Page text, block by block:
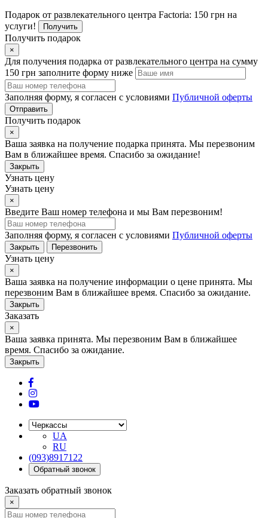
Подарок от развлекательного центра Factoria: 150 грн на
услуги!
Получить
Получить подарок
×
Для получения подарка от развлекательного центра на сумму
150 грн заполните форму ниже
Заполняя форму, я согласен с условиями Публичной оферты
Отправить
Получить подарок
×
Ваша заявка на получение подарка принята. Мы перезвоним
Вам в ближайшее время. Спасибо за ожидание!
Закрыть
Узнать цену
Узнать цену
×
Введите Ваш номер телефона и мы Вам перезвоним!
Заполняя форму, я согласен с условиями Публичной оферты
Закрыть Перезвонить
Узнать цену
×
Ваша заявка на получение информации о цене принята. Мы
перезвоним Вам в ближайшее время. Спасибо за ожидание.
Закрыть
Заказать
×
Ваша заявка принята. Мы перезвоним Вам в ближайшее
время. Спасибо за ожидание.
Закрыть
UA
RU
(093)8917122
Обратный звонок
Заказать обратный звонок
×